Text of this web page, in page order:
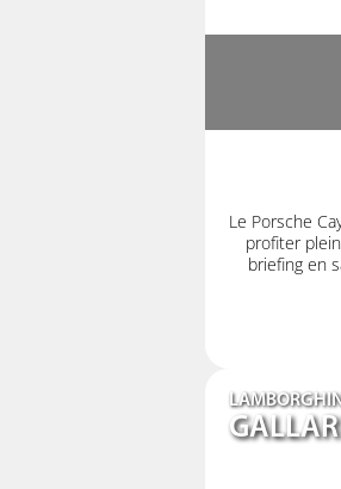
Le Porsche
profiter
briefing en